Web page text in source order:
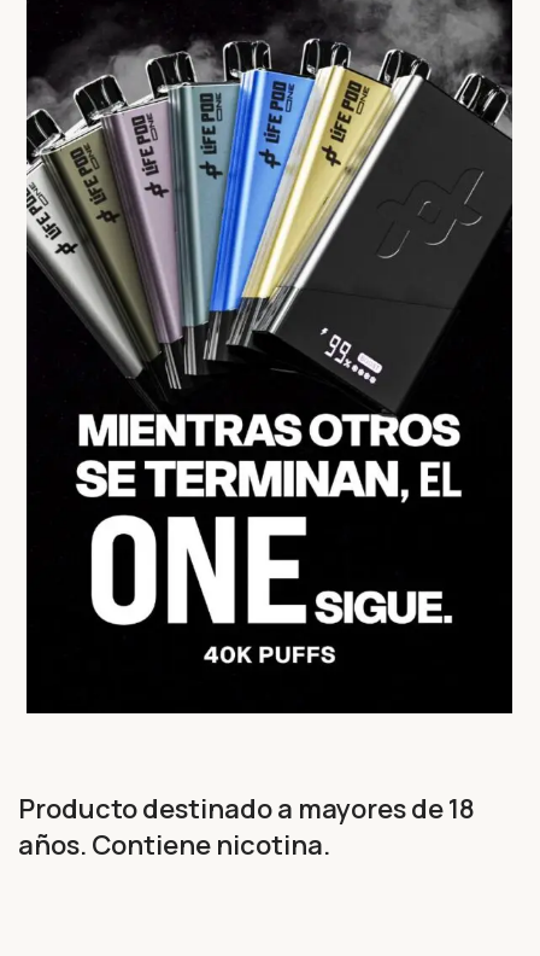
Producto destinado a mayores de 18
años. Contiene nicotina.